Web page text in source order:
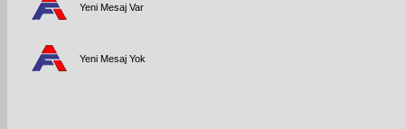
Yeni Mesaj Var
Yeni Mesaj Yok